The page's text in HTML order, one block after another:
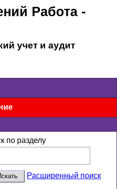
Работа-
учет и аудит
по разделу
Расширенный поиск